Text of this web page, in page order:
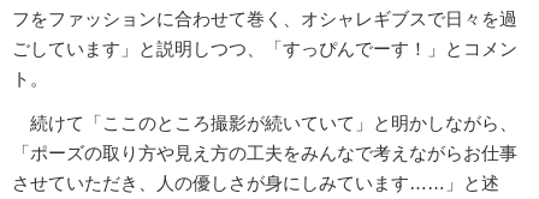
フをファッションに合わせて巻く、オシャレギブスで日々を過
ごしています」と説明しつつ、「すっぴんでーす！」とコメン
ト。
続けて「ここのところ撮影が続いていて」と明かしながら、
「ポーズの取り方や見え方の工夫をみんなで考えながらお仕事
させていただき、人の優しさが身にしみています……」と述